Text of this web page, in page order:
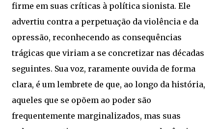
firme em suas críticas à política sionista. Ele
advertiu contra a perpetuação da violência e da
opressão, reconhecendo as consequências
trágicas que viriam a se concretizar nas décadas
seguintes. Sua voz, raramente ouvida de forma
clara, é um lembrete de que, ao longo da história,
aqueles que se opõem ao poder são
frequentemente marginalizados, mas suas